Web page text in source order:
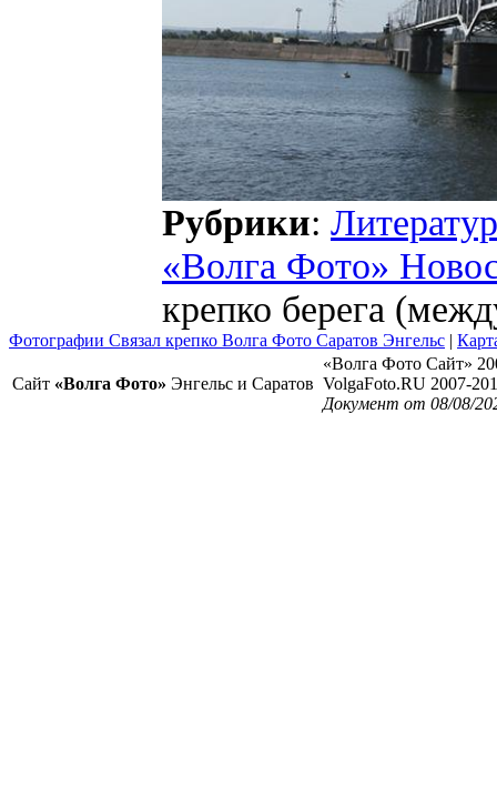
Рубрики:
«Волга Фото»
крепко берега
Фотографии Связал крепко Волга Фото Саратов Энгельс |
Сайт «Волга Фото» Энгельс и Саратов
«Волга Фото Сайт»
VolgaFoto.RU 2007-
Документ от 08/08/